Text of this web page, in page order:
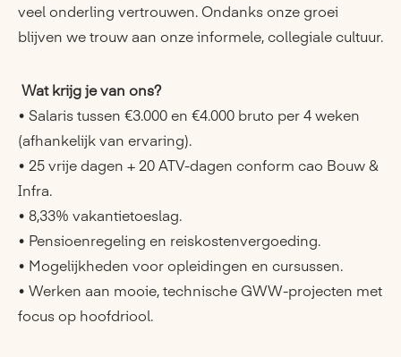
veel onderling vertrouwen. Ondanks onze groei
blijven we trouw aan onze informele, collegiale cultuur.
Wat krijg je van ons?
• Salaris tussen €3.000 en €4.000 bruto per 4 weken
(afhankelijk van ervaring).
• 25 vrije dagen + 20 ATV-dagen conform cao Bouw &
Infra.
• 8,33% vakantietoeslag.
• Pensioenregeling en reiskostenvergoeding.
• Mogelijkheden voor opleidingen en cursussen.
• Werken aan mooie, technische GWW-projecten met
focus op hoofdriool.